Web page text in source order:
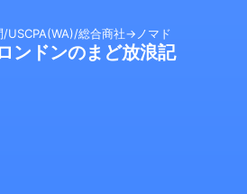
/USCPA(WA)/総合商社→ノマド
ンドンのまど放浪記